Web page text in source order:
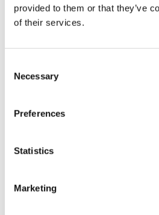
provided to them or that they’ve
of their services.
Selection
Necessary
Preferences
Statistics
Marketing
NLRP5 (NLR Family, Pyrin
NLRP5 Anticorps
NLRP4 (NLR Family, Pyrin
NLRP4 Anticorps
NLRP2 (NLR Family, Pyrin
NLRP2 Kits ELISA